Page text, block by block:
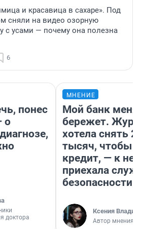
и красавица в сахаре». Под
сняли на видео озорную
с усами — почему она полезна
6
понес
о
доктора
МНЕНИЕ
Мой банк меня
бережет.
хотела снять
тысяч, чтобы
кредит, — к
приехала
безопасности
Ксения
Автор мнения